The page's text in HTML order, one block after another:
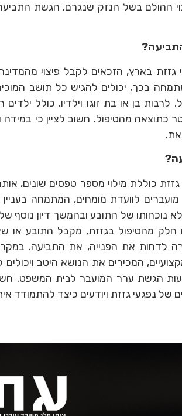
ההולם בשל הנזק שנגרם. הגשת
גזזת בארץ, הזכאים לקבל פיצוי
בכך, יכולים להגיש כל תושב
בן או בת זוגו וילדיו, כולל
מהטיפול. חשוב לציין כי במידה
כוללת מילוי מספר טפסים שונים,
לוועדת מומחים, המתמחה
נוכחותו של התובע ובהמשך דיון
מהטיפול בגזזת, מקבל התובע או
לדחות את הפנייה, את התביעה.
המכירים את הנושא היטב
הגשת ערר המועבר לבית המשפט. חשוב
של נפגעי גזזת ויודעים כיצד להתמודד